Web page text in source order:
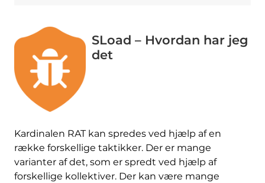
SLoad – Hvordan har jeg
det
Kardinalen RAT kan spredes ved hjælp af en
række forskellige taktikker. Der er mange
varianter af det, som er spredt ved hjælp af
forskellige kollektiver. Der kan være mange